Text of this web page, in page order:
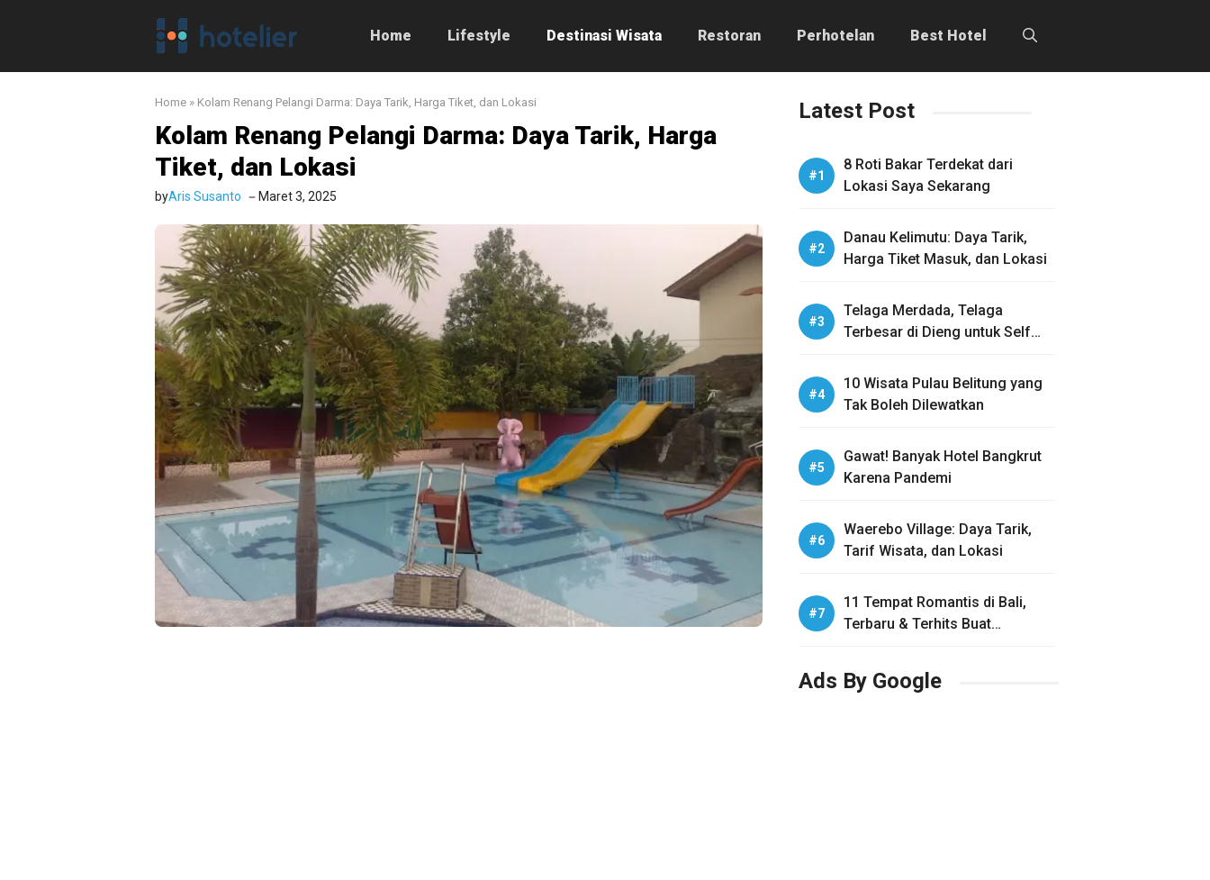
Home Lifestyle Destinasi Wisata Restoran Perhotelan Best Hotel
Home » Kolam Renang Pelangi Darma: Daya Tarik, Harga Tiket, dan Lokasi
Kolam Renang Pelangi Darma: Daya Tarik, Harga
Tiket, dan Lokasi
byAris Susanto Maret 3, 2025
Latest Post
8 Roti Bakar Terdekat dari
Lokasi Saya Sekarang
Danau Kelimutu: Daya Tarik,
Harga Tiket Masuk, dan Lokasi
Telaga Merdada, Telaga
Terbesar di Dieng untuk Self
10 Wisata Pulau Belitung yang
Tak Boleh Dilewatkan
Gawat! Banyak Hotel Bangkrut
Karena Pandemi
Waerebo Village: Daya Tarik,
Tarif Wisata, dan Lokasi
11 Tempat Romantis di Bali,
Terbaru & Terhits Buat
Ads By Google